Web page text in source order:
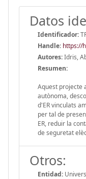
Datos
Identificador:
Handle: https://
Autores:Idris,
Resumen:
Aquest projecte
autònoma,
d'ER vinculats
per tal de
ER, reduir la
de seguretat
Otros:
Entidad: